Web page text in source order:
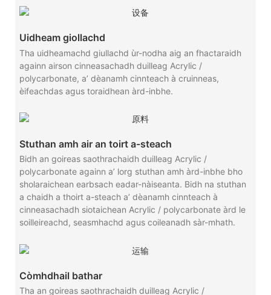
Uidheam giollachd
Tha uidheamachd giullachd ùr-nodha aig an fhactaraidh
againn airson cinneasachadh duilleag Acrylic /
polycarbonate, a’ dèanamh cinnteach à cruinneas,
èifeachdas agus toraidhean àrd-inbhe.
Stuthan amh air an toirt a-steach
Bidh an goireas saothrachaidh duilleag Acrylic /
polycarbonate againn a’ lorg stuthan amh àrd-inbhe bho
sholaraichean earbsach eadar-nàiseanta. Bidh na stuthan
a chaidh a thoirt a-steach a’ dèanamh cinnteach à
cinneasachadh siotaichean Acrylic / polycarbonate àrd le
soilleireachd, seasmhachd agus coileanadh sàr-mhath.
Còmhdhail bathar
Tha an goireas saothrachaidh duilleag Acrylic /